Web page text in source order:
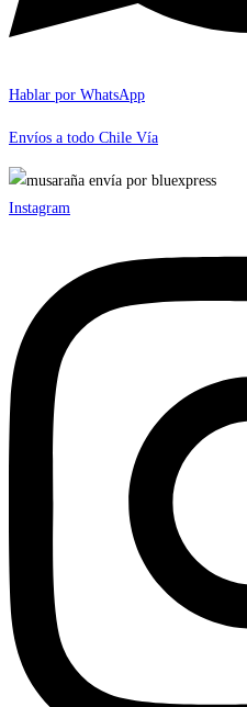
Hablar por WhatsApp
Envíos a todo Chile Vía
Instagram